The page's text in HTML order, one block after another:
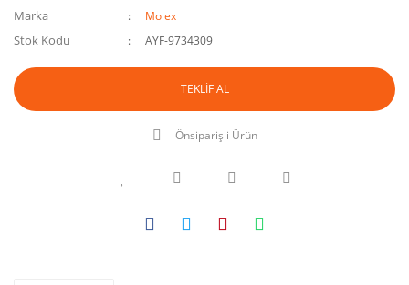
Marka Molex
Stok Kodu AYF-9734309
TEKLİF AL
Önsiparişli Ürün